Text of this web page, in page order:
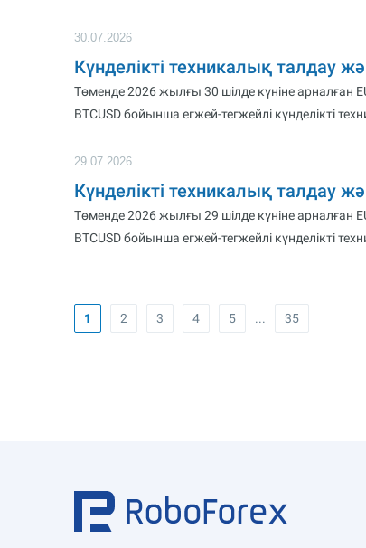
30.07.2026
Күнделікті техникалық талдау
Төменде 2026 жылғы 30 шілде күніне арналған
BTCUSD бойынша егжей-тегжейлі күнделікті
29.07.2026
Күнделікті техникалық талдау
Төменде 2026 жылғы 29 шілде күніне арналған
BTCUSD бойынша егжей-тегжейлі күнделікті
1 2 3 4 5 ... 35